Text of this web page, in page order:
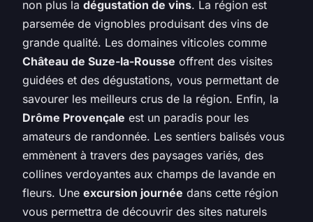
non plus la dégustation de vins. La région est
parsemée de vignobles produisant des vins de
grande qualité. Les domaines viticoles comme
Château de Suze-la-Rousse offrent des visites
guidées et des dégustations, vous permettant de
savourer les meilleurs crus de la région. Enfin, la
Drôme Provençale est un paradis pour les
amateurs de randonnée. Les sentiers balisés vous
emmènent à travers des paysages variés, des
collines verdoyantes aux champs de lavande en
fleurs. Une excursion journée dans cette région
vous permettra de découvrir des sites naturels